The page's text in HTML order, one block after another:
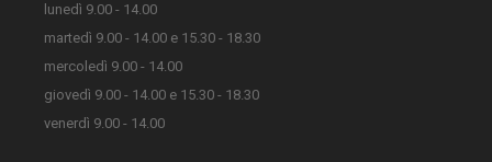
lunedì 9.00 - 14.00
martedì 9.00 - 14.00 e 15.30 - 18.30
mercoledì 9.00 - 14.00
giovedì 9.00 - 14.00 e 15.30 - 18.30
venerdì 9.00 - 14.00